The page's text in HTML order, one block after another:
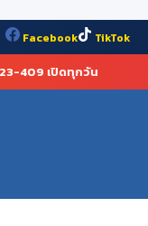
Facebook TikTok
เปิดทุกวัน